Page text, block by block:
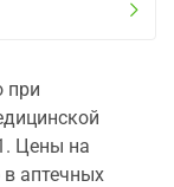
при
Цены на
аптечных